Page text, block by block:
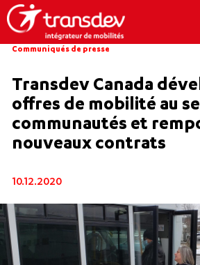
Communiqués de presse
Transdev Canada
offres de mobilité au
communautés et
nouveaux contrats
10.12.2020